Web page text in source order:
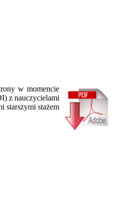
w momencie
z nauczycielami
starszymi stażem